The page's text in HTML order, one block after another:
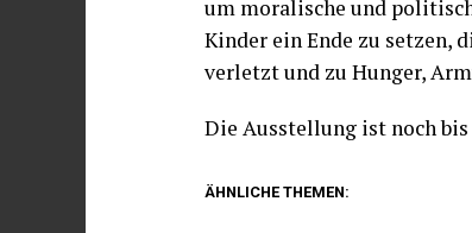
um moralische und
Kinder ein Ende zu setzen,
verletzt und zu Hunger,
Die Ausstellung ist noch
ÄHNLICHE THEMEN: